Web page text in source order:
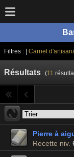
Filtres : | Carnet
Résultats (11
Pierre à
Recette niv.